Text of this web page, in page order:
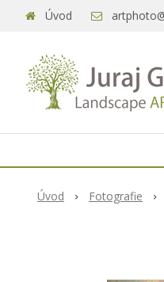
Úvod
Úvod Fotografie